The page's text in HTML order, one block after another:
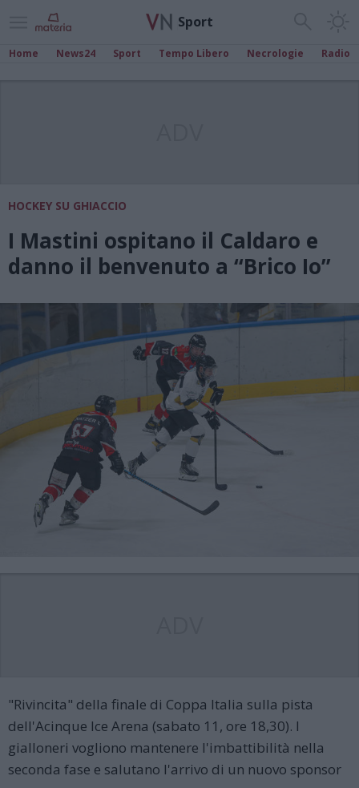
Sport
Home News24 Sport Tempo Libero Necrologie Radio
HOCKEY SU GHIACCIO
I Mastini ospitano il Caldaro e
danno il benvenuto a “Brico Io”
"Rivincita" della finale di Coppa Italia sulla pista
dell'Acinque Ice Arena (sabato 11, ore 18,30). I
gialloneri vogliono mantenere l'imbattibilità nella
seconda fase e salutano l'arrivo di un nuovo sponsor